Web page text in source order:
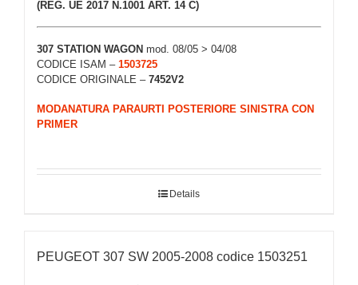
(REG. UE 2017 N.1001 ART. 14 C)
307 STATION WAGON mod. 08/05 > 04/08
CODICE ISAM – 1503725
CODICE ORIGINALE – 7452V2
MODANATURA PARAURTI POSTERIORE SINISTRA CON
PRIMER
Details
PEUGEOT 307 SW 2005-2008 codice 1503251